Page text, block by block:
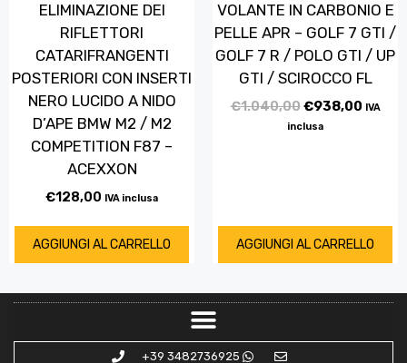
ELIMINAZIONE DEI
RIFLETTORI
CATARIFRANGENTI
POSTERIORI CON INSERTI
NERO LUCIDO A NIDO
D’APE BMW M2 / M2
COMPETITION F87 –
ACEXXON
€128,00 IVA inclusa
AGGIUNGI AL CARRELLO
VOLANTE IN CARBONIO E
PELLE APR – GOLF 7 GTI /
GOLF 7 R / POLO GTI / UP
GTI / SCIROCCO FL
€1.040,00€938,00 IVA
inclusa
AGGIUNGI AL CARRELLO
+39 3482736925